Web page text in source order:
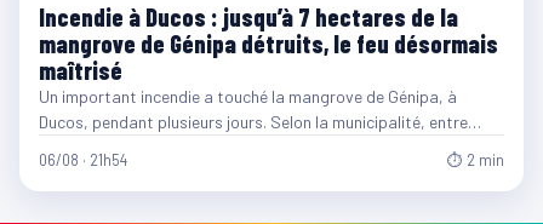
Incendie à Ducos : jusqu’à 7 hectares de la
mangrove de Génipa détruits, le feu désormais
maîtrisé
Un important incendie a touché la mangrove de Génipa, à
Ducos, pendant plusieurs jours. Selon la municipalité, entre…
06/08 · 21h54 ⏱ 2 min